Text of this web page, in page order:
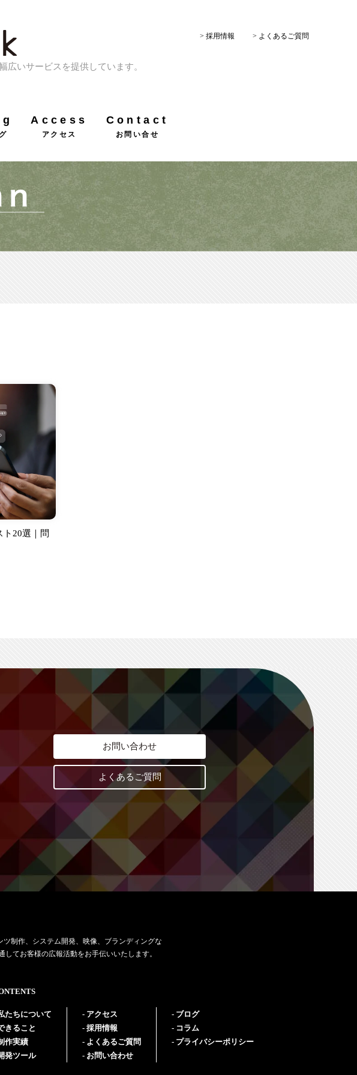
広いサービスを提供しています。
Access
アクセス
Contact
お問い合せ
> 採用情報 > よくあるご質問
ト20選｜問
お問い合わせ
よくあるご質問
制作、システム開発、映像、ブランディングな
てお客様の広報活動をお手伝いいたします。
たちについて
きること
作実績
発ツール
アクセス
採用情報
よくあるご質問
お問い合わせ
ブログ
コラム
プライバシーポリシー